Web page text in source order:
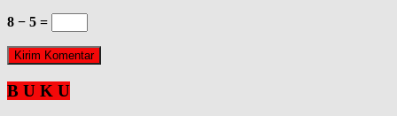
8 − 5 =
B U K U